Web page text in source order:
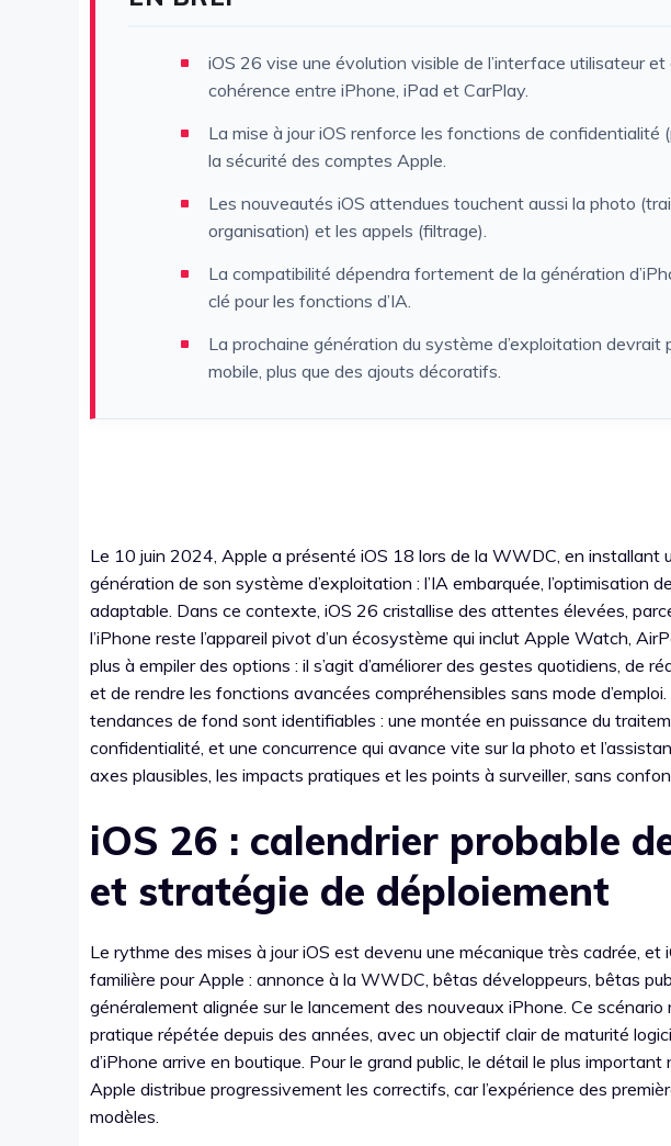
iOS 26 vise une évolution visible de l’interface utilisateur
cohérence entre iPhone, iPad et CarPlay.
La mise à jour iOS renforce les fonctions de
la sécurité des comptes Apple.
Les nouveautés iOS attendues touchent aussi la photo
organisation) et les appels (filtrage).
La compatibilité dépendra fortement de la génération
clé pour les fonctions d’IA.
La prochaine génération du système d’exploitation
mobile, plus que des ajouts décoratifs.
Le 10 juin 2024, Apple a présenté iOS 18 lors de la WWDC, en installant
génération de son système d’exploitation : l’IA embarquée, l’optimisation
adaptable. Dans ce contexte, iOS 26 cristallise des attentes élevées,
l’iPhone reste l’appareil pivot d’un écosystème qui inclut Apple Watch,
plus à empiler des options : il s’agit d’améliorer des gestes quotidiens, de
et de rendre les fonctions avancées compréhensibles sans mode
tendances de fond sont identifiables : une montée en puissance du
confidentialité, et une concurrence qui avance vite sur la photo et
axes plausibles, les impacts pratiques et les points à surveiller, sans
iOS 26 : calendrier probable
et stratégie de déploiement
Le rythme des mises à jour iOS est devenu une mécanique très cadrée, et
familière pour Apple : annonce à la WWDC, bêtas développeurs, bêtas
généralement alignée sur le lancement des nouveaux iPhone. Ce scénario
pratique répétée depuis des années, avec un objectif clair de maturité
d’iPhone arrive en boutique. Pour le grand public, le détail le plus
Apple distribue progressivement les correctifs, car l’expérience des
modèles.